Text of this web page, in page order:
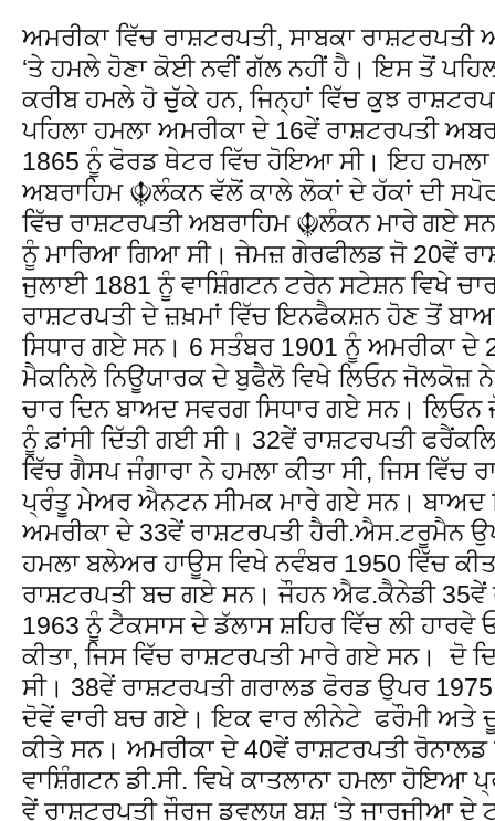
ਅਮਰੀਕਾ ਵਿੱਚ ਰਾਸ਼ਟਰਪਤੀ, ਸਾਬਕਾ ਰਾਸ਼ਟਰਪਤੀ
‘ਤੇ ਹਮਲੇ ਹੋਣਾ ਕੋਈ ਨਵੀਂ ਗੱਲ ਨਹੀਂ ਹੈ। ਇਸ ਤੋਂ
ਕਰੀਬ ਹਮਲੇ ਹੋ ਚੁੱਕੇ ਹਨ, ਜਿਨ੍ਹਾਂ ਵਿੱਚ ਕੁਝ
ਪਹਿਲਾ ਹਮਲਾ ਅਮਰੀਕਾ ਦੇ 16ਵੇਂ ਰਾਸ਼ਟਰਪਤੀ
1865 ਨੂੰ ਫੋਰਡ ਥੇਟਰ ਵਿੱਚ ਹੋਇਆ ਸੀ। ਇਹ ਹਮਲਾ
ਅਬਰਾਹਿਮ ☬ਲੰਕਨ ਵੱਲੋਂ ਕਾਲੇ ਲੋਕਾਂ ਦੇ ਹੱਕਾਂ ਦੀ
ਵਿੱਚ ਰਾਸ਼ਟਰਪਤੀ ਅਬਰਾਹਿਮ ☬ਲੰਕਨ ਮਾਰੇ ਗਏ
ਨੂੰ ਮਾਰਿਆ ਗਿਆ ਸੀ। ਜੇਮਜ਼ ਗੇਰਫੀਲਡ ਜੋ 20ਵੇਂ
ਜੁਲਾਈ 1881 ਨੂੰ ਵਾਸ਼ਿੰਗਟਨ ਟਰੇਨ ਸਟੇਸ਼ਨ ਵਿਖੇ
ਰਾਸ਼ਟਰਪਤੀ ਦੇ ਜ਼ਖ਼ਮਾਂ ਵਿੱਚ ਇਨਫੈਕਸ਼ਨ ਹੋਣ ਤੋਂ
ਸਿਧਾਰ ਗਏ ਸਨ। 6 ਸਤੰਬਰ 1901 ਨੂੰ ਅਮਰੀਕਾ ਦੇ
ਮੈਕਨਿਲੇ ਨਿਊਯਾਰਕ ਦੇ ਬੁਫੈਲੋ ਵਿਖੇ ਲਿਓਨ ਜੋਲਕੋਜ਼ ਨੇ
ਚਾਰ ਦਿਨ ਬਾਅਦ ਸਵਰਗ ਸਿਧਾਰ ਗਏ ਸਨ।
ਨੂੰ ਫ਼ਾਂਸੀ ਦਿੱਤੀ ਗਈ ਸੀ। 32ਵੇਂ ਰਾਸ਼ਟਰਪਤੀ
ਵਿੱਚ ਗੈਸਪ ਜੰਗਾਰਾ ਨੇ ਹਮਲਾ ਕੀਤਾ ਸੀ, ਜਿਸ ਵਿੱਚ
ਪ੍ਰੰਤੂ ਮੇਅਰ ਐਨਟਨ ਸੀਮਕ ਮਾਰੇ ਗਏ ਸਨ। ਬਾਅਦ
ਅਮਰੀਕਾ ਦੇ 33ਵੇਂ ਰਾਸ਼ਟਰਪਤੀ ਹੈਰੀ.ਐਸ.ਟਰੂਮੈਨ
ਹਮਲਾ ਬਲੇਅਰ ਹਾਊਸ ਵਿਖੇ ਨਵੰਬਰ 1950 ਵਿੱਚ
ਰਾਸ਼ਟਰਪਤੀ ਬਚ ਗਏ ਸਨ। ਜੌਹਨ ਐਫ.ਕੈਨੇਡੀ 35ਵੇਂ
1963 ਨੂੰ ਟੈਕਸਾਸ ਦੇ ਡੱਲਾਸ ਸ਼ਹਿਰ ਵਿੱਚ ਲੀ ਹਾਰਵੇ
ਕੀਤਾ, ਜਿਸ ਵਿੱਚ ਰਾਸ਼ਟਰਪਤੀ ਮਾਰੇ ਗਏ ਸਨ। ਦੋ
ਸੀ। 38ਵੇਂ ਰਾਸ਼ਟਰਪਤੀ ਗਰਾਲਡ ਫੋਰਡ ਉਪਰ
ਦੋਵੇਂ ਵਾਰੀ ਬਚ ਗਏ। ਇਕ ਵਾਰ ਲੀਨੇਟੇ ਫਰੌਮੀ ਅਤੇ
ਕੀਤੇ ਸਨ। ਅਮਰੀਕਾ ਦੇ 40ਵੇਂ ਰਾਸ਼ਟਰਪਤੀ ਰੋਨਾਲਡ
ਵਾਸ਼ਿੰਗਟਨ ਡੀ.ਸੀ. ਵਿਖੇ ਕਾਤਲਾਨਾ ਹਮਲਾ ਹੋਇਆ
ਵੇਂ ਰਾਸ਼ਟਰਪਤੀ ਜੌਰਜ ਡਵਲਯੂ ਬੁਸ਼ ‘ਤੇ ਜਾਰਜੀਆ ਦੇ